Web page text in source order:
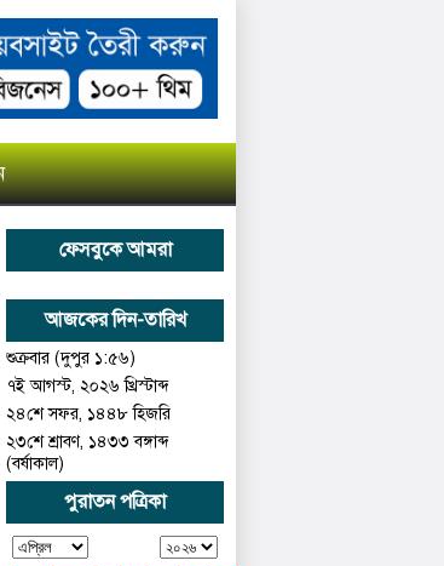
ফেসবুকে আমরা
আজকের দিন-তারিখ
শুক্রবার (দুপুর ১:৫৬)
৭ই আগস্ট, ২০২৬ খ্রিস্টাব্দ
২৪শে সফর, ১৪৪৮ হিজরি
২৩শে শ্রাবণ, ১৪৩৩ বঙ্গাব্দ
(বর্ষাকাল)
পুরাতন পত্রিকা